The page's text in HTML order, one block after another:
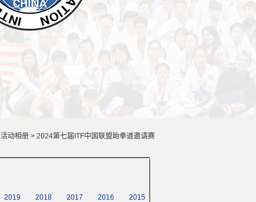
活动相册 > 2024第七届ITF中国联盟跆拳道邀请赛
2019 2018 2017 2016 2015